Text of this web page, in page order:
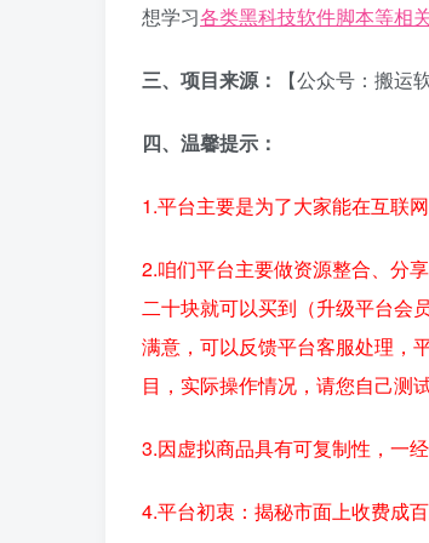
想学习各类黑科技软件脚本等相
三、项目来源： 【公众号：搬运
四、温馨提示：
1.平台主要是为了大家能在互联
2.咱们平台主要做资源整合、分
二十块就可以买到（升级平台会
满意，可以反馈平台客服处理，
目，实际操作情况，请您自己测
3.因虚拟商品具有可复制性，一
4.平台初衷：揭秘市面上收费成